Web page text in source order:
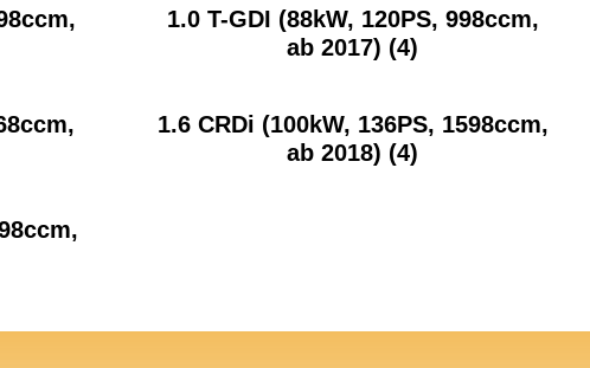
1.0 T-GDI (88kW, 120PS, 998ccm,
ab 2017) (4)
1.6 CRDi (100kW, 136PS, 1598ccm,
ab 2018) (4)